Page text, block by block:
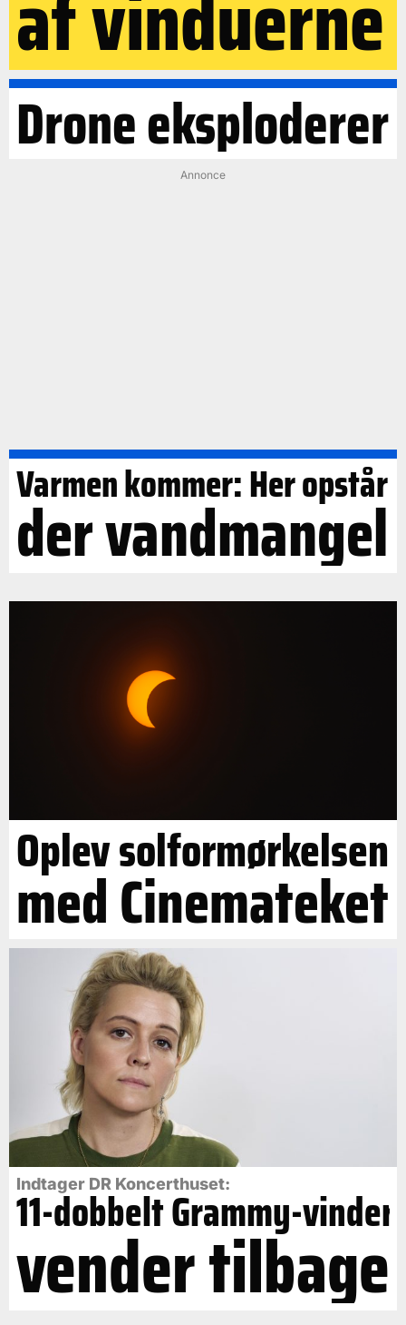
Drone eksploderer
Annonce
Varmen kommer: Her opstår
der vandmangel
Oplev solformørkelsen
med Cinemateket
Indtager DR Koncerthuset:
11-dobbelt Grammy-vinder
vender tilbage